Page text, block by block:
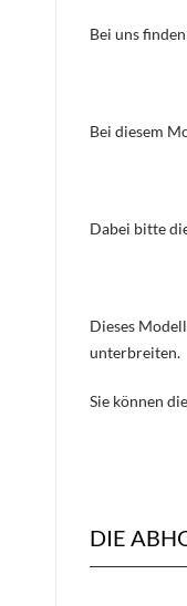
Bei uns
Bei diesem
Dabei bitte
Dieses
unterbreiten.
Sie können
DIE